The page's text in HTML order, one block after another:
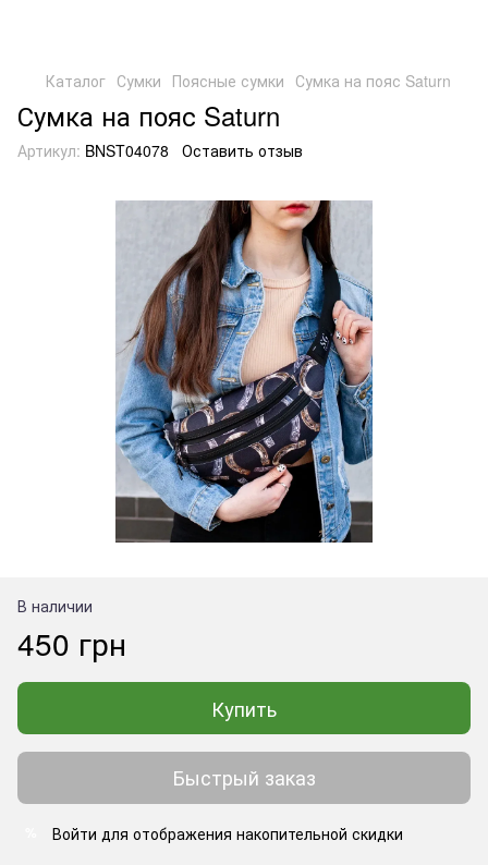
Каталог Сумки Поясные сумки Сумка на пояс Saturn
Сумка на пояс Saturn
Артикул: BNST04078 Оставить отзыв
В наличии
450 грн
Купить
Быстрый заказ
Войти для отображения накопительной скидки